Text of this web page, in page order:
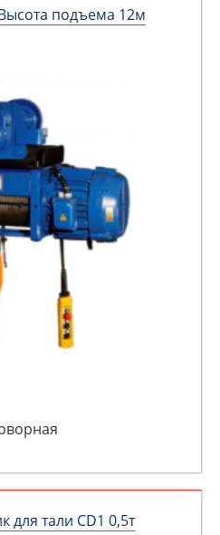
подъема 12м
для тали CD1 0,5т